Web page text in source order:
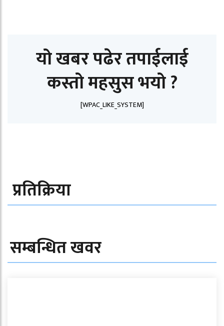
यो खबर पढेर तपाईलाई
कस्तो महसुस भयो ?
[WPAC_LIKE_SYSTEM]
प्रतिक्रिया
सम्बन्धित खवर